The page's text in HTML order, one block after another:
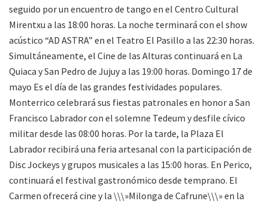
seguido por un encuentro de tango en el Centro Cultural
Mirentxu a las 18:00 horas. La noche terminará con el show
acústico “AD ASTRA” en el Teatro El Pasillo a las 22:30 horas.
Simultáneamente, el Cine de las Alturas continuará en La
Quiaca y San Pedro de Jujuy a las 19:00 horas. Domingo 17 de
mayo Es el día de las grandes festividades populares.
Monterrico celebrará sus fiestas patronales en honor a San
Francisco Labrador con el solemne Tedeum y desfile cívico
militar desde las 08:00 horas. Por la tarde, la Plaza El
Labrador recibirá una feria artesanal con la participación de
Disc Jockeys y grupos musicales a las 15:00 horas. En Perico,
continuará el festival gastronómico desde temprano. El
Carmen ofrecerá cine y la \\\»Milonga de Cafrune\\\» en la